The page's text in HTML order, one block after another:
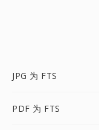
JPG 为 FTS
PDF 为 FTS